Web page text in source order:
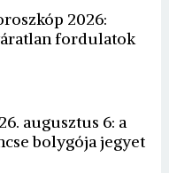
2026:
fordulatok
augusztus 6: a
bolygója jegyet